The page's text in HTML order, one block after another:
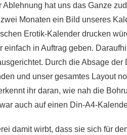
hat uns das Ganze
Monaten ein Bild unseres
Erotik-Kalender drucken
in Auftrag geben.
Durch die Absage
und unser gesamtes Layout
ihr daran, wie nah die
auch auf einen Din-A4-
damit wirbt, dass sie sich für